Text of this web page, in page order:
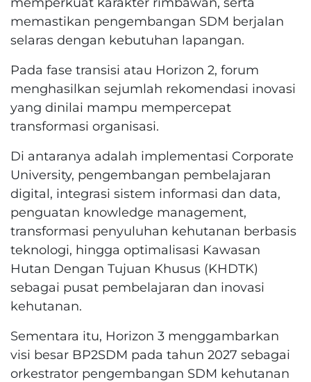
memastikan pengembangan SDM berjalan
selaras dengan kebutuhan lapangan.
Pada fase transisi atau Horizon 2, forum
menghasilkan sejumlah rekomendasi inovasi
yang dinilai mampu mempercepat
transformasi organisasi.
Di antaranya adalah implementasi Corporate
University, pengembangan pembelajaran
digital, integrasi sistem informasi dan data,
penguatan knowledge management,
transformasi penyuluhan kehutanan berbasis
teknologi, hingga optimalisasi Kawasan
Hutan Dengan Tujuan Khusus (KHDTK)
sebagai pusat pembelajaran dan inovasi
kehutanan.
Sementara itu, Horizon 3 menggambarkan
visi besar BP2SDM pada tahun 2027 sebagai
orkestrator pengembangan SDM kehutanan